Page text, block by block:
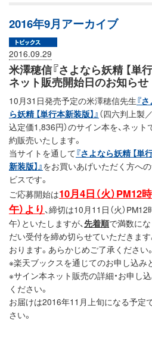
2016年9月アーカイブ
2016.09.29
米澤穂信『さよなら妖精 【単
ネット販売開始日のお知らせ
10月31日発売予定の米澤穂信先生『
ら妖精 【単行本新装版】』 （四六判上製
込定価1,836円）のサイン本を、ネット
約販売いたします。
当サイトを通して『さよなら妖精 【単
新装版】』をお買いあげいただく方へ
ビスです。
ご応募開始は10月4日（火）PM12
午）より 、締切は10月11日（火）PM12
午）といたしますが、先着順で満数に
だい受付を締め切らせていただきま
おります。あらかじめご了承ください。
※楽天ブックスを通じてのお申し込み
※サイン本ネット販売の詳細・お申し込
ください。
お届けは2016年11月上旬になる予定
さい。